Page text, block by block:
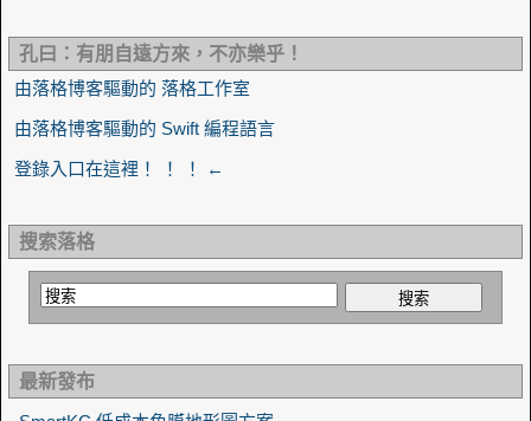
孔曰：有朋自遠方來，不亦樂乎！
由落格博客驅動的 落格工作室
由落格博客驅動的 Swift 編程語言
登錄入口在這裡！ ！ ！ ←
搜索落格
最新發布